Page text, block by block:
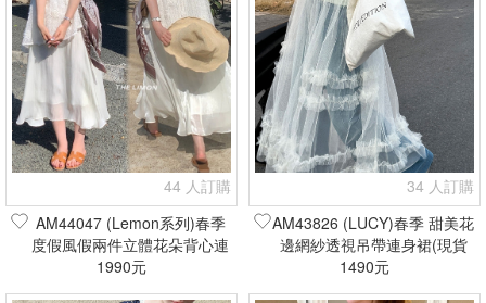
44 人訂購
AM44047 (Lemon系列)春季
度假風假兩件立體花朵背心連
身裙(現貨+預購)
1990元
34 人訂購
AM43826 (LUCY)春季 甜美花
邊網紗透視吊帶連身裙(現貨
+預購)
1490元